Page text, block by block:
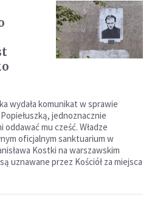
wydała komunikat w sprawie
jednoznacznie
mu cześć. Władze
oficjalnym sanktuarium w
Kostki na warszawskim
uznawane przez Kościół za miejsca